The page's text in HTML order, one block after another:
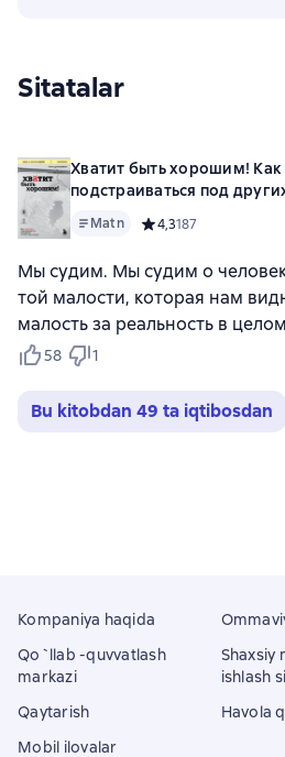
Sitatalar
Хватит быть хорошим! Как
подстраиваться под
Matn Средний рейтинг 4,3
4,3187
Мы судим. Мы судим о
той малости, которая нам
малость за реальность в
58 1
Bu kitobdan 49 ta iqtibosdan
Kompaniya haqida
Qo`llab -quvvatlash
markazi
Qaytarish
Mobil ilovalar
Shaxsiy
ishlash
Havola